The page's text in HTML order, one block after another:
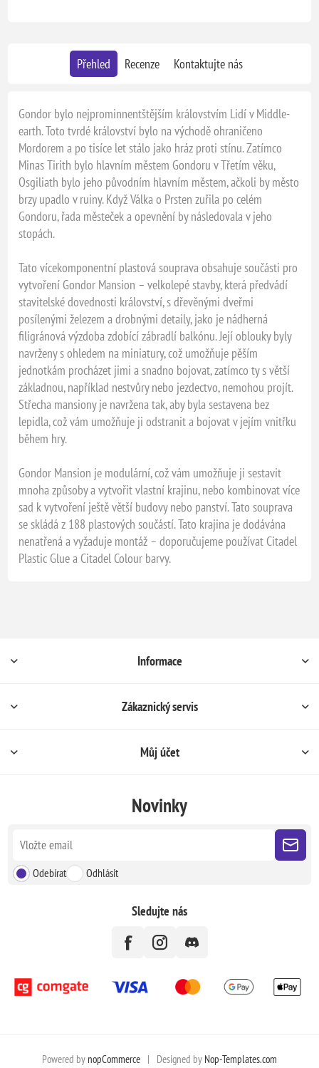
Přehled Recenze Kontaktujte nás
Gondor bylo nejprominnentštějším královstvím Lidí v Middle-
earth. Toto tvrdé království bylo na východě ohraničeno
Mordorem a po tisíce let stálo jako hráz proti stínu. Zatímco
Minas Tirith bylo hlavním městem Gondoru v Třetím věku,
Osgiliath bylo jeho původním hlavním městem, ačkoli by město
brzy upadlo v ruiny. Když Válka o Prsten zuřila po celém
Gondoru, řada městeček a opevnění by následovala v jeho
stopách.
Tato vícekomponentní plastová souprava obsahuje součásti pro
vytvoření Gondor Mansion – velkolepé stavby, která předvádí
stavitelské dovednosti království, s dřevěnými dveřmi
posílenými železem a drobnými detaily, jako je nádherná
filigránová výzdoba zdobící zábradlí balkónu. Její oblouky byly
navrženy s ohledem na miniatury, což umožňuje pěším
jednotkám procházet jimi a snadno bojovat, zatímco ty s větší
základnou, například nestvůry nebo jezdectvo, nemohou projít.
Střecha mansiony je navržena tak, aby byla sestavena bez
lepidla, což vám umožňuje ji odstranit a bojovat v jejím vnitřku
během hry.
Gondor Mansion je modulární, což vám umožňuje ji sestavit
mnoha způsoby a vytvořit vlastní krajinu, nebo kombinovat více
sad k vytvoření ještě větší budovy nebo panství. Tato souprava
se skládá z 188 plastových součástí. Tato krajina je dodávána
nenatřená a vyžaduje montáž – doporučujeme používat Citadel
Plastic Glue a Citadel Colour barvy.
Informace
Zákaznický servis
Můj účet
Novinky
Odebírat Odhlásit
Sledujte nás
Powered by nopCommerce | Designed by Nop-Templates.com